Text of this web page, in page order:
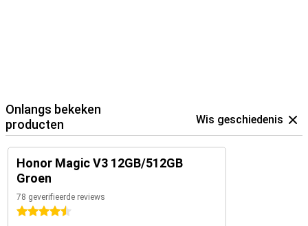
Onlangs bekeken
producten
Wis geschiedenis
Honor Magic V3 12GB/512GB
Groen
78 geverifieerde reviews
4.5 sterren